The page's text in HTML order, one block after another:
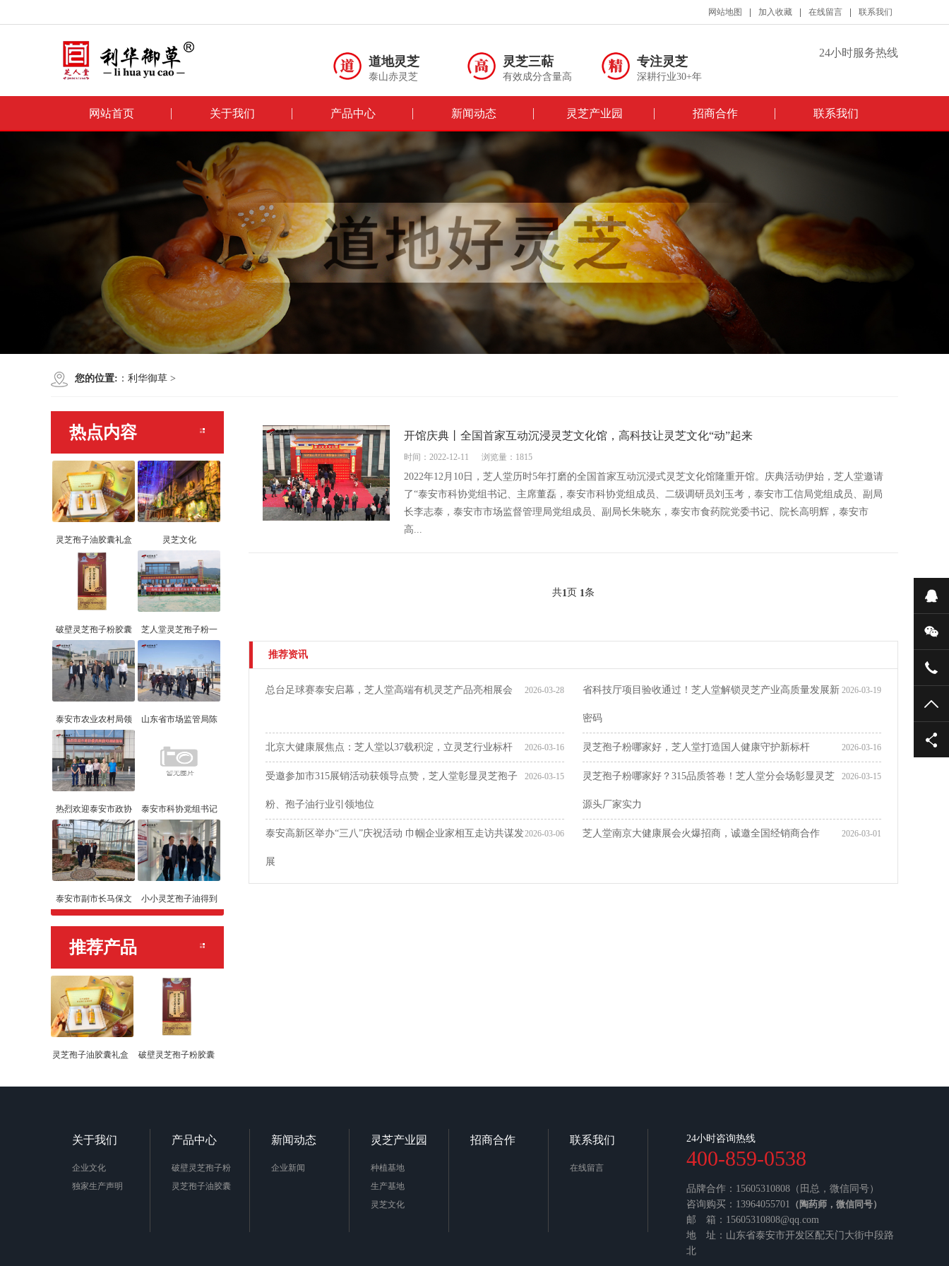
网站地图 加入收藏 在线留言 联系我们
道地灵芝
泰山赤灵芝
灵芝三萜
有效成分含量高
专注灵芝
深耕行业30+年
24小时服务热线
网站首页 关于我们 产品中心 新闻动态 灵芝产业园 招商合作 联系我们
您的位置: ： 利华御草 >
热点内容
灵芝孢子油胶囊礼盒 灵芝文化
破壁灵芝孢子粉胶囊 芝人堂灵芝孢子粉一
泰安市农业农村局领 山东省市场监管局陈
热烈欢迎泰安市政协 泰安市科协党组书记
泰安市副市长马保文 小小灵芝孢子油得到
推荐产品
灵芝孢子油胶囊礼盒 破壁灵芝孢子粉胶囊
开馆庆典丨全国首家互动沉浸灵芝文化馆，高科技让灵芝文化“动”起来
时间：2022-12-11 浏览量：1815
2022年12月10日，芝人堂历时5年打磨的全国首家互动沉浸式灵芝文化馆隆重开馆。庆典活动伊始，芝人堂邀请
了“泰安市科协党组书记、主席董磊，泰安市科协党组成员、二级调研员刘玉考，泰安市工信局党组成员、副局
长李志泰，泰安市市场监督管理局党组成员、副局长朱晓东，泰安市食药院党委书记、院长高明辉，泰安市
高...
共1页 1条
推荐资讯
2026-03-28
总台足球赛泰安启幕，芝人堂高端有机灵芝产品亮相展会 2026-03-19
省科技厅项目验收通过！芝人堂解锁灵芝产业高质量发展新
密码
2026-03-16
北京大健康展焦点：芝人堂以37载积淀，立灵芝行业标杆 2026-03-16
灵芝孢子粉哪家好，芝人堂打造国人健康守护新标杆
2026-03-15
受邀参加市315展销活动获领导点赞，芝人堂彰显灵芝孢子
粉、孢子油行业引领地位
2026-03-15
灵芝孢子粉哪家好？315品质答卷！芝人堂分会场彰显灵芝
源头厂家实力
2026-03-06
泰安高新区举办“三八”庆祝活动 巾帼企业家相互走访共谋发
展
2026-03-01
芝人堂南京大健康展会火爆招商，诚邀全国经销商合作
关于我们
企业文化
独家生产声明
产品中心
破壁灵芝孢子粉
灵芝孢子油胶囊
新闻动态
企业新闻
灵芝产业园
种植基地
生产基地
灵芝文化
招商合作 联系我们
在线留言
24小时咨询热线
400-859-0538
品牌合作：15605310808（田总，微信同号）
咨询购买：13964055701 （陶药师，微信同号）
邮 箱：15605310808@qq.com
地 址：山东省泰安市开发区配天门大街中段路
北
在
微